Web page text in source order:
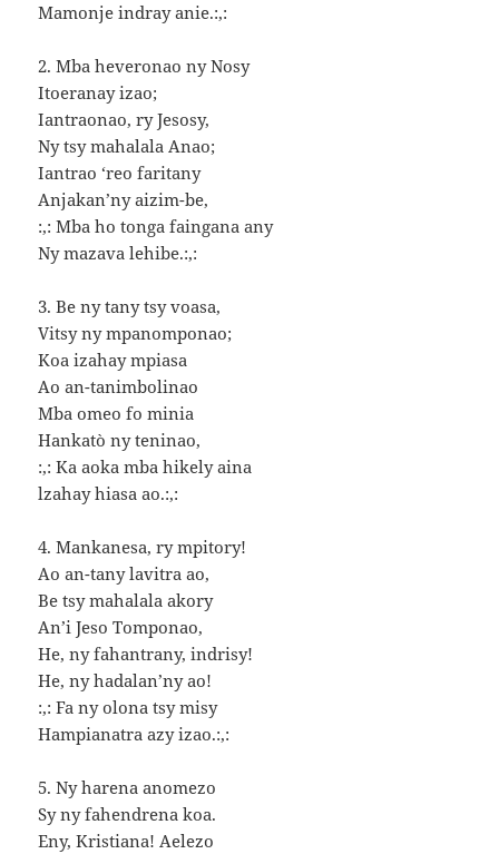
Mamonje indray anie.:,:
2. Mba heveronao ny Nosy
Itoeranay izao;
Iantraonao, ry Jesosy,
Ny tsy mahalala Anao;
Iantrao ‘reo faritany
Anjakan’ny aizim-be,
:,: Mba ho tonga faingana any
Ny mazava lehibe.:,:
3. Be ny tany tsy voasa,
Vitsy ny mpanomponao;
Koa izahay mpiasa
Ao an-tanimbolinao
Mba omeo fo minia
Hankatò ny teninao,
:,: Ka aoka mba hikely aina
lzahay hiasa ao.:,:
4. Mankanesa, ry mpitory!
Ao an-tany lavitra ao,
Be tsy mahalala akory
An’i Jeso Tomponao,
He, ny fahantrany, indrisy!
He, ny hadalan’ny ao!
:,: Fa ny olona tsy misy
Hampianatra azy izao.:,:
5. Ny harena anomezo
Sy ny fahendrena koa.
Eny, Kristiana! Aelezo